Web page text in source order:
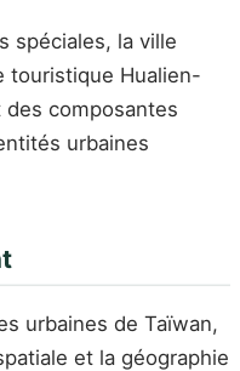
spéciales, la ville
touristique Hualien-
composantes
urbaines
urbaines de Taïwan,
et la géographie